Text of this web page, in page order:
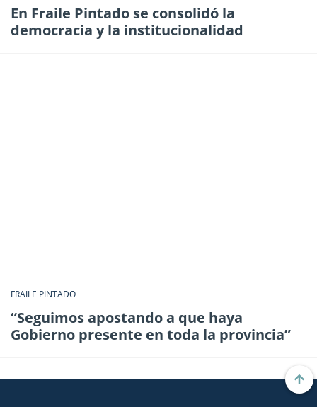
En Fraile Pintado se consolidó la
democracia y la institucionalidad
FRAILE PINTADO
“Seguimos apostando a que haya
Gobierno presente en toda la provincia”